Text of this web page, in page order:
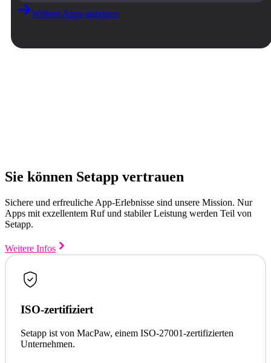
Weitere Apps anzeigen
Sie können Setapp vertrauen
Sichere und erfreuliche App-Erlebnisse sind unsere Mission. Nur
Apps mit exzellentem Ruf und stabiler Leistung werden Teil von
Setapp.
Weitere Infos
ISO-zertifiziert
Setapp ist von MacPaw, einem ISO-27001-zertifizierten
Unternehmen.